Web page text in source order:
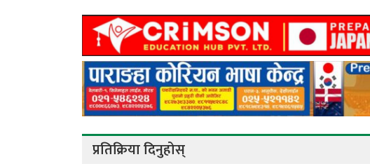
प्रतिक्रिया दिनुहोस्